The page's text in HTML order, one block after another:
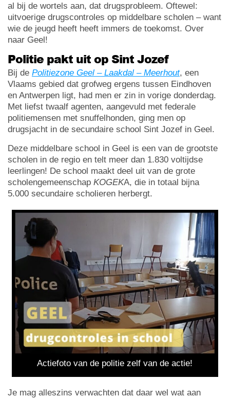
al bij de wortels aan, dat drugsprobleem. Oftewel:
uitvoerige drugscontroles op middelbare scholen – want
wie de jeugd heeft heeft immers de toekomst. Over
naar Geel!
Politie pakt uit op Sint Jozef
Bij de Politiezone Geel – Laakdal – Meerhout, een
Vlaams gebied dat grofweg ergens tussen Eindhoven
en Antwerpen ligt, had men er zin in vorige donderdag.
Met liefst twaalf agenten, aangevuld met federale
politiemensen met snuffelhonden, ging men op
drugsjacht in de secundaire school Sint Jozef in Geel.
Deze middelbare school in Geel is een van de grootste
scholen in de regio en telt meer dan 1.830 voltijdse
leerlingen! De school maakt deel uit van de grote
scholengemeenschap KOGEKA, die in totaal bijna
5.000 secundaire scholieren herbergt.
Actiefoto van de politie zelf van de actie!
Je mag alleszins verwachten dat daar wel wat aan